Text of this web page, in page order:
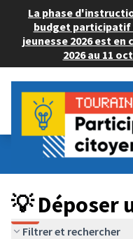
La phase
budget
jeunesse 2026 est en
2026 au 11
Budget Participatif
💡 Déposer un projet
💡 Déposer
Filtrer et rechercher